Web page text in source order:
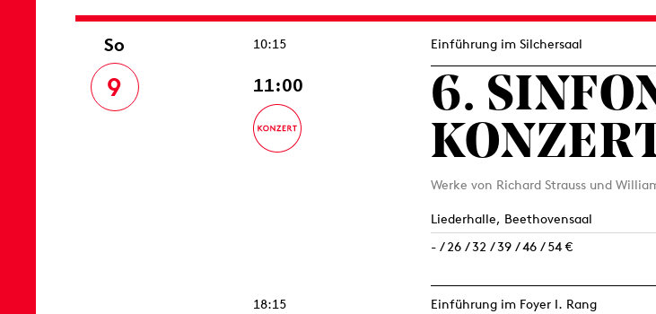
So
9
10:15 Einführung im Silchersaal
11:00
6.
Werke von Richard Strauss und
Liederhalle, Beethovensaal
- / 26 / 32 / 39 / 46 / 54 €
18:15 Einführung im Foyer I. Rang